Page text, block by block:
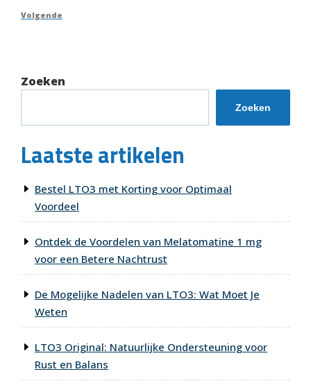
Volgend
Volgende
Zoeken
Zoeken
Laatste artikelen
Bestel LTO3 met Korting voor Optimaal
Voordeel
Ontdek de Voordelen van Melatomatine 1 mg
voor een Betere Nachtrust
De Mogelijke Nadelen van LTO3: Wat Moet Je
Weten
LTO3 Original: Natuurlijke Ondersteuning voor
Rust en Balans